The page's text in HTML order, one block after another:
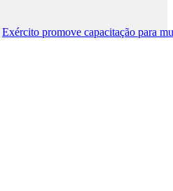
promove capacitação para